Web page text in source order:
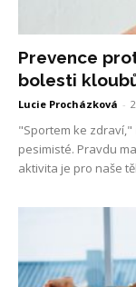
Prevence
bolesti
Lucie Procházková -
"Sportem ke
pesimisté. Pravdu
aktivita je pro naše